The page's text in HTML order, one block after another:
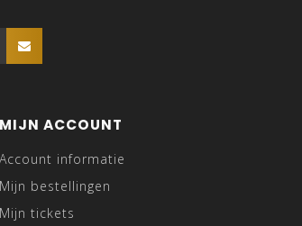
MIJN ACCOUNT
Account informatie
Mijn bestellingen
Mijn tickets